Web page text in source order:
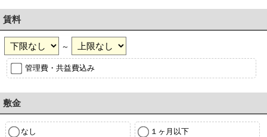
賃料
～
管理費・共益費込み
敷金
なし １ヶ月以下